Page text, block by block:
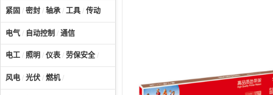
紧固 / 密封 / 轴承 / 工具 / 传动
电气 / 自动控制 / 通信
电工 / 照明 / 仪表 / 劳保安全 /
风电 / 光伏 / 燃机/